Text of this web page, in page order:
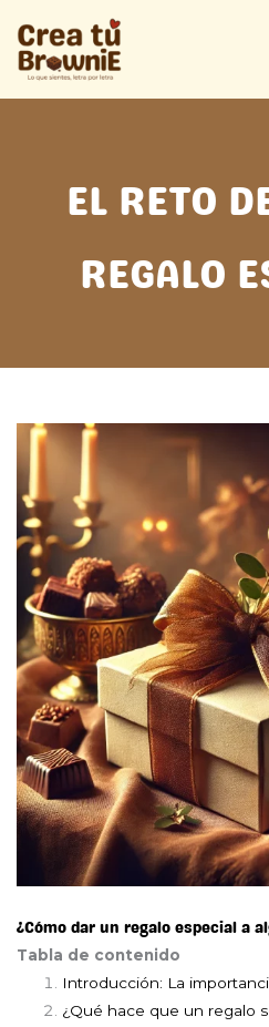
contenido
EL RETO
REGALO
¿Cómo dar un regalo especial a
Tabla de contenido
Introducción: La
¿Qué hace que un regalo